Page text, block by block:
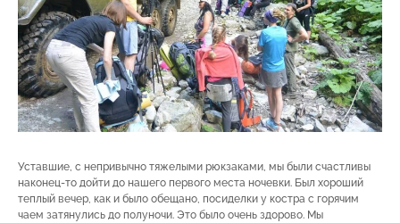
Уставшие, с непривычно тяжелыми рюкзаками, мы были счастливы
наконец-то дойти до нашего первого места ночевки. Был хороший
теплый вечер, как и было обещано, посиделки у костра с горячим
чаем затянулись до полуночи. Это было очень здорово. Мы